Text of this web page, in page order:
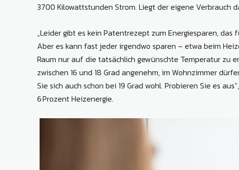
3700 Kilowattstunden Strom. Liegt der eigene Verbrauch
„Leider gibt es kein Patentrezept zum Energiesparen,
Aber es kann fast jeder irgendwo sparen – etwa beim
Raum nur auf die tatsächlich gewünschte Temperatur zu
zwischen 16 und 18 Grad angenehm, im Wohnzimmer
Sie sich auch schon bei 19 Grad wohl. Probieren Sie es
6 Prozent Heizenergie.